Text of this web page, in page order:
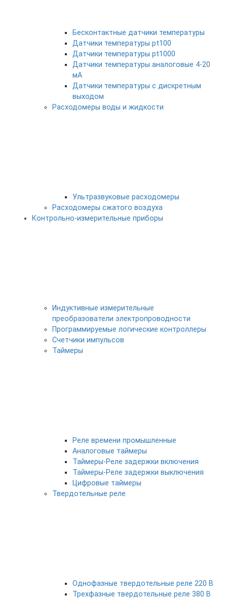
Бесконтактные датчики температуры
Датчики температуры pt100
Датчики температуры pt1000
Датчики температуры аналоговые 4-20
мА
Датчики температуры с дискретным
выходом
Расходомеры воды и жидкости
Ультразвуковые расходомеры
Расходомеры сжатого воздуха
Контрольно-измерительные приборы
Индуктивные измерительные
преобразователи электропроводности
Программируемые логические контроллеры
Счетчики импульсов
Таймеры
Реле времени промышленные
Аналоговые таймеры
Таймеры-Реле задержки включения
Таймеры-Реле задержки выключения
Цифровые таймеры
Твердотельные реле
Однофазные твердотельные реле 220 В
Трехфазные твердотельные реле 380 В